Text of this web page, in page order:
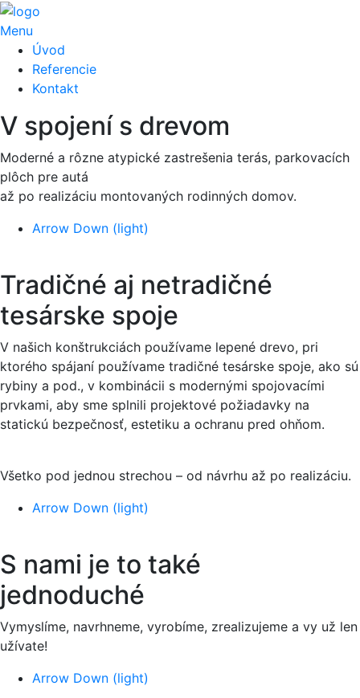
Menu
Úvod
Referencie
Kontakt
bývaní na skutočnosť.
Previous
V spojení s drevom
Moderné a rôzne atypické zastrešenia terás, parkovacích
plôch pre autá
až po realizáciu montovaných rodinných domov.
Arrow Down (light)
Tradičné aj netradičné
tesárske spoje
V našich konštrukciách používame lepené drevo, pri
ktorého spájaní používame tradičné tesárske spoje, ako sú
rybiny a pod., v kombinácii s modernými spojovacími
prvkami, aby sme splnili projektové požiadavky na
statickú bezpečnosť, estetiku a ochranu pred ohňom.
Všetko pod jednou strechou – od návrhu až po realizáciu.
Arrow Down (light)
S nami je to také
jednoduché
Vymyslíme, navrhneme, vyrobíme, zrealizujeme a vy už len
užívate!
Arrow Down (light)